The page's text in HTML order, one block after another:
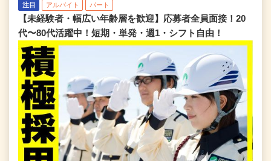
注目 アルバイト パート
【未経験者・幅広い年齢層を歓迎】応募者全員面接！20
代〜80代活躍中！短期・単発・週1・シフト自由！